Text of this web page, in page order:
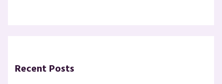
Recent Posts